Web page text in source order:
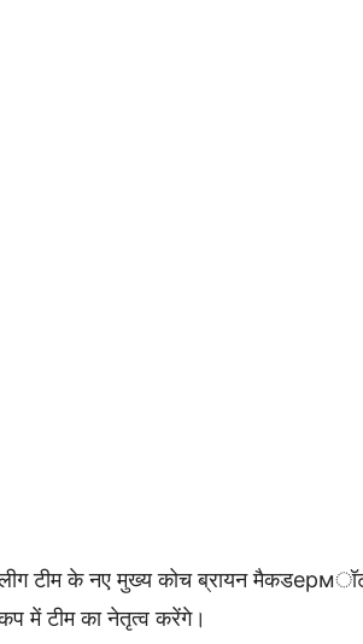
लीग टीम के नए मुख्य कोच ब्रायन
में टीम का नेतृत्व करेंगे।